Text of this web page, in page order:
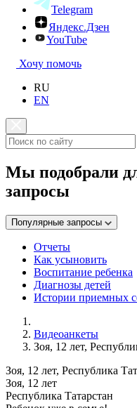
Telegram
Яндекс.Дзен
YouTube
Хочу помочь
RU
EN
Мы подобрали
запросы
Популярные запросы
Отчеты
Как усыновить
Воспитание ребенка
Диагнозы детей
Истории приемных
Видеоанкеты
Зоя, 12 лет,
Зоя, 12 лет, Республика
Зоя, 12 лет
Республика Татарстан